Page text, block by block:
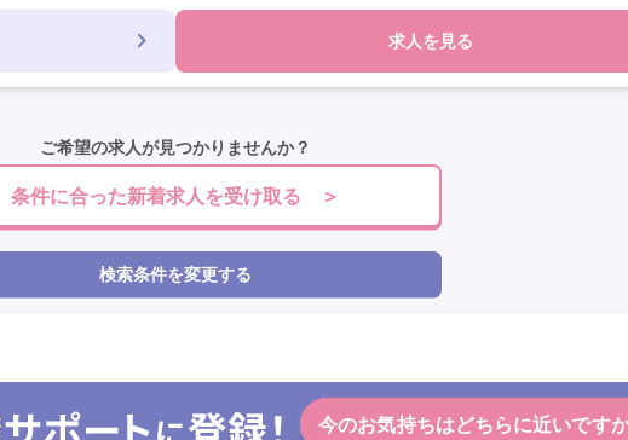
求人を見る
ご希望の求人が見つかりませんか？
条件に合った新着求人を受け取る ＞
検索条件を変更する
今のお気持ちはどちらに近いです